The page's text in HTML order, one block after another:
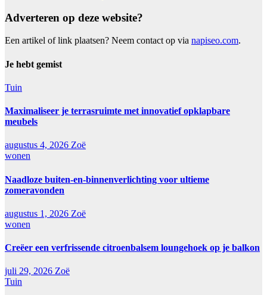
Adverteren op deze website?
Een artikel of link plaatsen? Neem contact op via napiseo.com.
Je hebt gemist
Tuin
Maximaliseer je terrasruimte met innovatief opklapbare
meubels
augustus 4, 2026 Zoë
wonen
Naadloze buiten-en-binnenverlichting voor ultieme
zomeravonden
augustus 1, 2026 Zoë
wonen
Creëer een verfrissende citroenbalsem loungehoek op je balkon
juli 29, 2026 Zoë
Tuin